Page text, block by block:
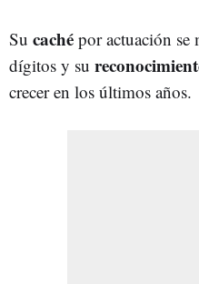
Su caché por actuación se
dígitos y su
crecer en los últimos años.